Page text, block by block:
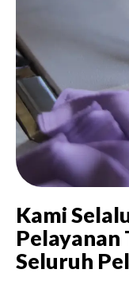
Kami
Pelayanan
Seluruh